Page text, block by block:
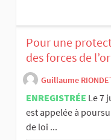
Pour une
des forces de
Guillaume
ENREGISTRÉE Le 7
est appelée à
de loi ...